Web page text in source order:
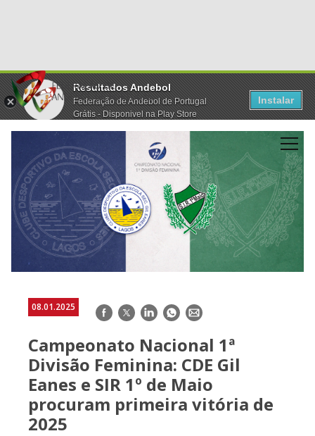
Resultados Andebol
Federação de Andebol de Portugal
Grátis - Disponivel na Play Store
Instalar
08.01.2025 Facebook
TwitterLinkedInWhatsApp
E-
Campeonato Nacional 1ª
Divisão Feminina: CDE Gil
Eanes e SIR 1º de Maio
procuram primeira vitória de
2025